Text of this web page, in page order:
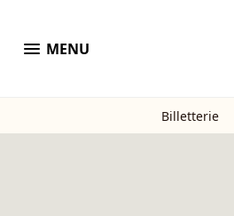
menu MENU
Billetterie